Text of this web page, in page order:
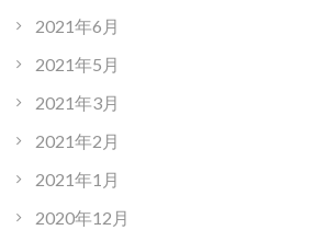
2021年6月
2021年5月
2021年3月
2021年2月
2021年1月
2020年12月